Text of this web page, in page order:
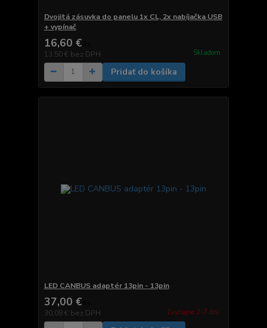
Dvojitá zásuvka do panelu 1x CL, 2x nabíjačka USB
+ vypínač
16,60 €
13,50 € bez DPH Skladom
Pridať do košíka
LED CANBUS adaptér 13pin - 13pin
37,00 €
30,08 € bez DPH Zvyčajne 2-7 dni.